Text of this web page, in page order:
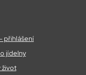
přihlášení
jídelny
život